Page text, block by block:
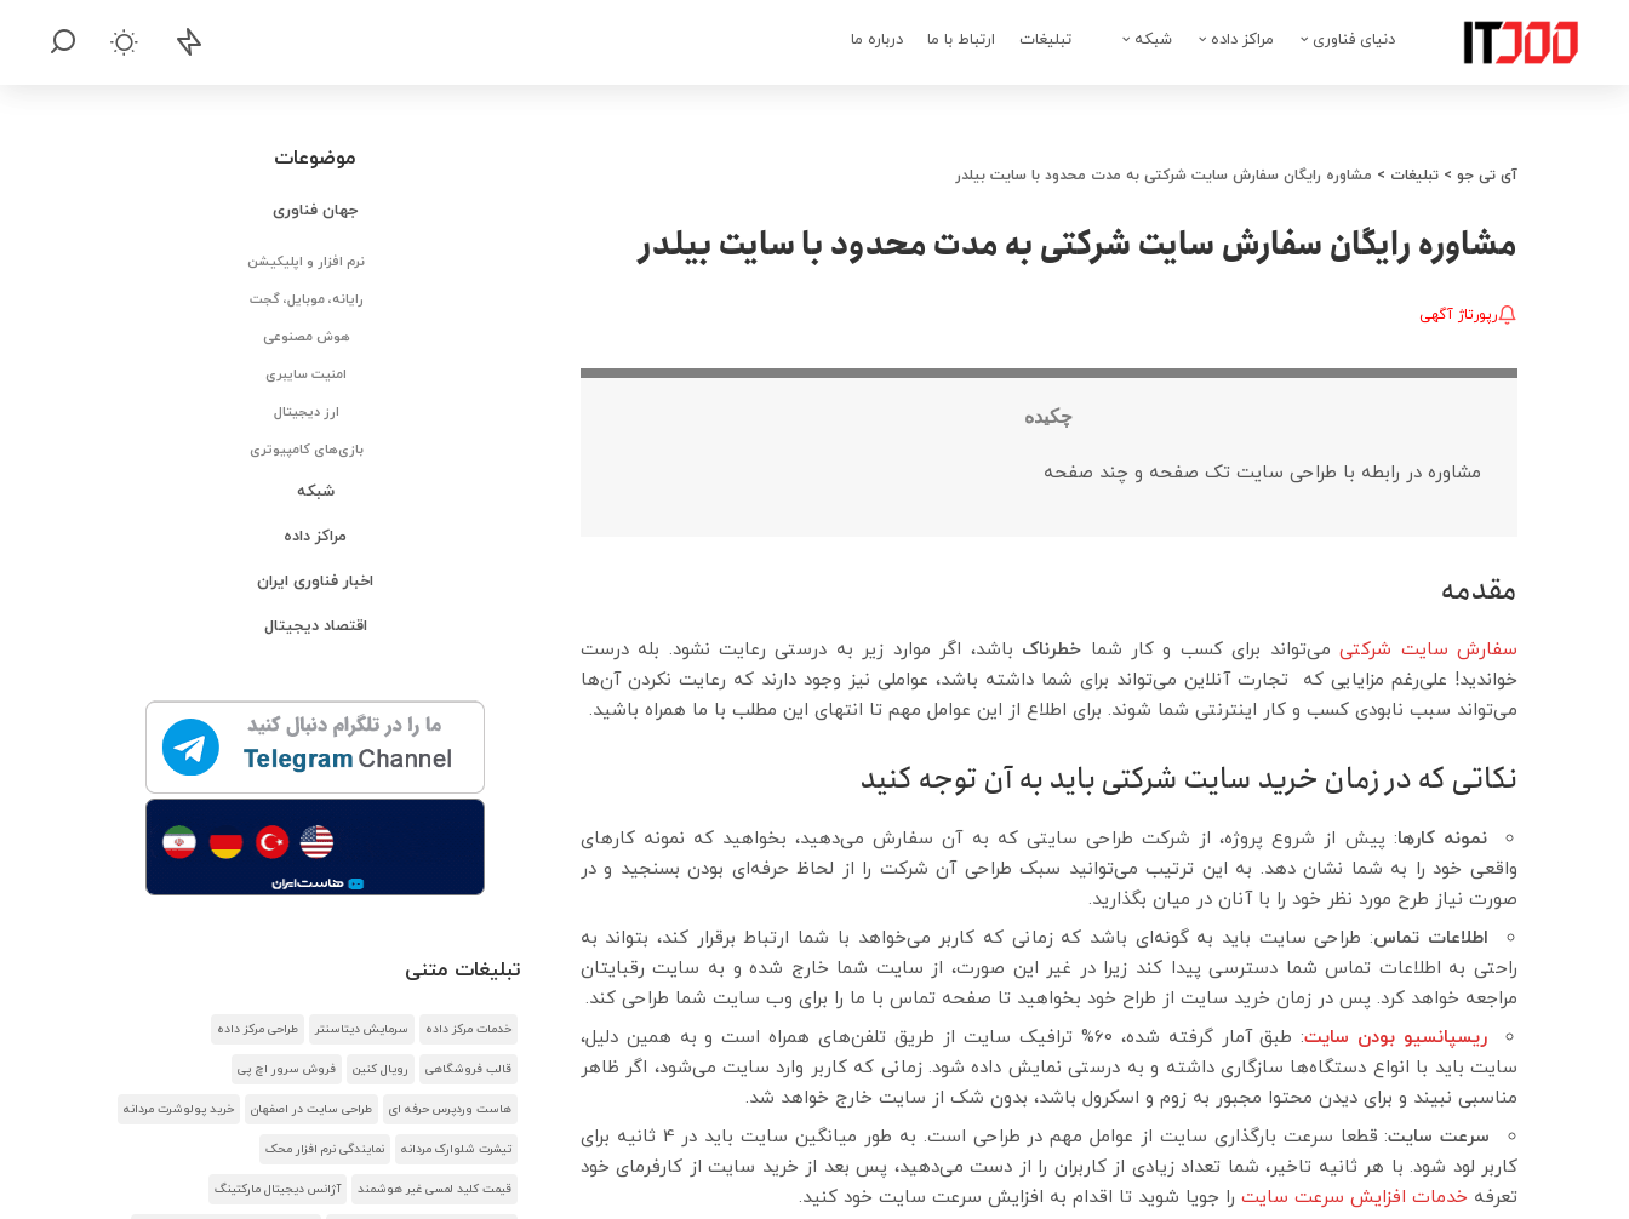
دنیای فناوری مراکز داده شبکه تبلیغات ارتباط با ما درباره ما
آی تی جو > تبلیغات > مشاوره رایگان سفارش سایت شرکتی به مدت محدود با سایت بیلدر
مشاوره رایگان سفارش سایت شرکتی به مدت محدود با سایت بیلدر
رپورتاژ آگهی
چکیده
مشاوره در رابطه با طراحی سایت تک صفحه و چند صفحه
مقدمه
سفارش سایت شرکتیمی‌تواند برای کسب و کار شما خطرناک باشد، اگر موارد زیر به درستی رعایت نشود. بله درست
خواندید! علی‌رغم مزایایی که تجارت آنلاین می‌تواند برای شما داشته باشد، عواملی نیز وجود دارند که رعایت نکردن آن‌ها
می‌تواند سبب نابودی کسب و کار اینترنتی شما شوند. برای اطلاع از این عوامل مهم تا انتهای این مطلب با ما همراه باشید.
نکاتی که در زمان خرید سایت شرکتی باید به آن توجه کنید
نمونه کارها: پیش از شروع پروژه، از شرکت طراحی سایتی که به آن سفارش می‌دهید، بخواهید که نمونه کارهای
واقعی خود را به شما نشان دهد. به این ترتیب می‌توانید سبک طراحی آن شرکت را از لحاظ حرفه‌ای بودن بسنجید و در
صورت نیاز طرح مورد نظر خود را با آنان در میان بگذارید.
اطلاعات تماس: طراحی سایت باید به گونه‌ای باشد که زمانی که کاربر می‌خواهد با شما ارتباط برقرار کند، بتواند به
راحتی به اطلاعات تماس شما دسترسی پیدا کند زیرا در غیر این صورت، از سایت شما خارج شده و به سایت رقبایتان
مراجعه خواهد کرد. پس در زمان خرید سایت از طراح خود بخواهید تا صفحه تماس با ما را برای وب سایت شما طراحی کند.
ریسپانسیو بودن سایت
: طبق آمار گرفته شده، 60% ترافیک سایت از طریق تلفن‌های همراه است و به همین دلیل،
سایت باید با انواع دستگاه‌ها سازگاری داشته و به درستی نمایش داده شود. زمانی که کاربر وارد سایت می‌شود، اگر ظاهر
مناسبی نبیند و برای دیدن محتوا مجبور به زوم و اسکرول باشد، بدون شک از سایت خارج خواهد شد.
سرعت سایت
: قطعا سرعت بارگذاری سایت از عوامل مهم در طراحی است. به طور میانگین سایت باید در 4 ثانیه برای
کاربر لود شود. با هر ثانیه تاخیر، شما تعداد زیادی از کاربران را از دست می‌دهید، پس بعد از خرید سایت از کارفرمای خود
تعرفه خدمات افزایش سرعت سایت را جویا شوید تا اقدام به افزایش سرعت سایت خود کنید.
موضوعات
جهان فناوری
نرم افزار و اپلیکیشن
رایانه، موبایل، گجت
هوش مصنوعی
امنیت سایبری
ارز دیجیتال
بازی‌های کامپیوتری
شبکه
مراکز داده
اخبار فناوری ایران
اقتصاد دیجیتال
تبلیغات متنی
خدمات مرکز داده سرمایش دیتاسنتر طراحی مرکز داده
قالب فروشگاهی رویال کنین فروش سرور اچ پی
هاست وردپرس حرفه ای طراحی سایت در اصفهان خرید پولوشرت مردانه
تیشرت شلوارک مردانه نمایندگی نرم افزار محک
قیمت کلید لمسی غیر هوشمند آژانس دیجیتال مارکتینگ